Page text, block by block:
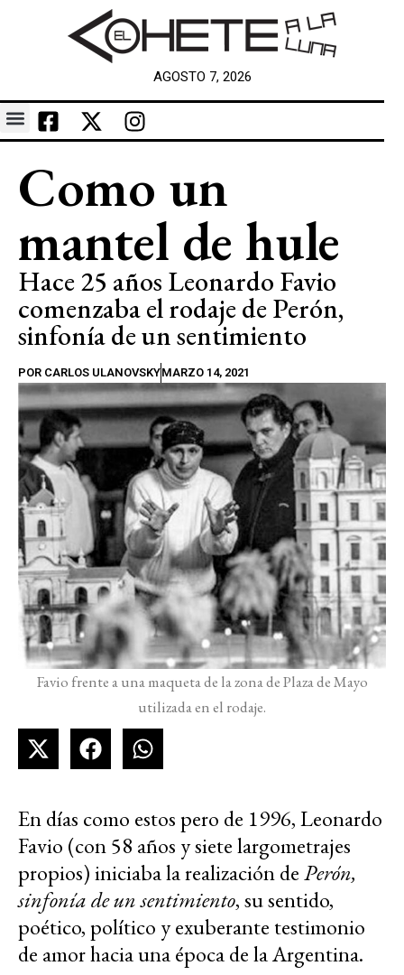
AGOSTO 7, 2026
Como un
mantel de hule
Hace 25 años Leonardo Favio
comenzaba el rodaje de Perón,
sinfonía de un sentimiento
POR CARLOS ULANOVSKYMARZO 14, 2021
Favio frente a una maqueta de la zona de Plaza de Mayo
utilizada en el rodaje.
En días como estos pero de 1996, Leonardo
Favio (con 58 años y siete largometrajes
propios) iniciaba la realización dePerón,
sinfonía de un sentimiento, su sentido,
poético, político y exuberante testimonio
de amor hacia una época de la Argentina.